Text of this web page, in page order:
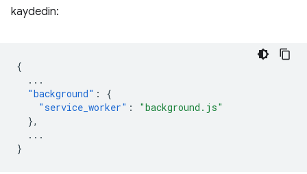
kaydedin:
{
...
"background" :
{
"service_worker" :
"background.js"
},
...
}